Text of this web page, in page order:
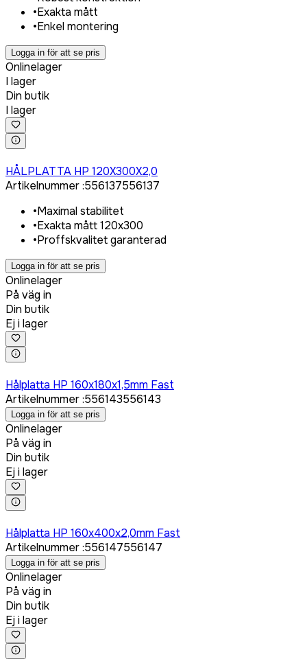
•Exakta mått
•Enkel montering
Logga in för att se pris
Onlinelager
I lager
Din butik
I lager
HÅLPLATTA HP 120X300X2,0
Artikelnummer:556137556137
•Maximal stabilitet
•Exakta mått 120x300
•Proffskvalitet garanterad
Logga in för att se pris
Onlinelager
På väg in
Din butik
Ej i lager
Hålplatta HP 160x180x1,5mm Fast
Artikelnummer:556143556143
Logga in för att se pris
Onlinelager
På väg in
Din butik
Ej i lager
Hålplatta HP 160x400x2,0mm Fast
Artikelnummer:556147556147
Logga in för att se pris
Onlinelager
På väg in
Din butik
Ej i lager